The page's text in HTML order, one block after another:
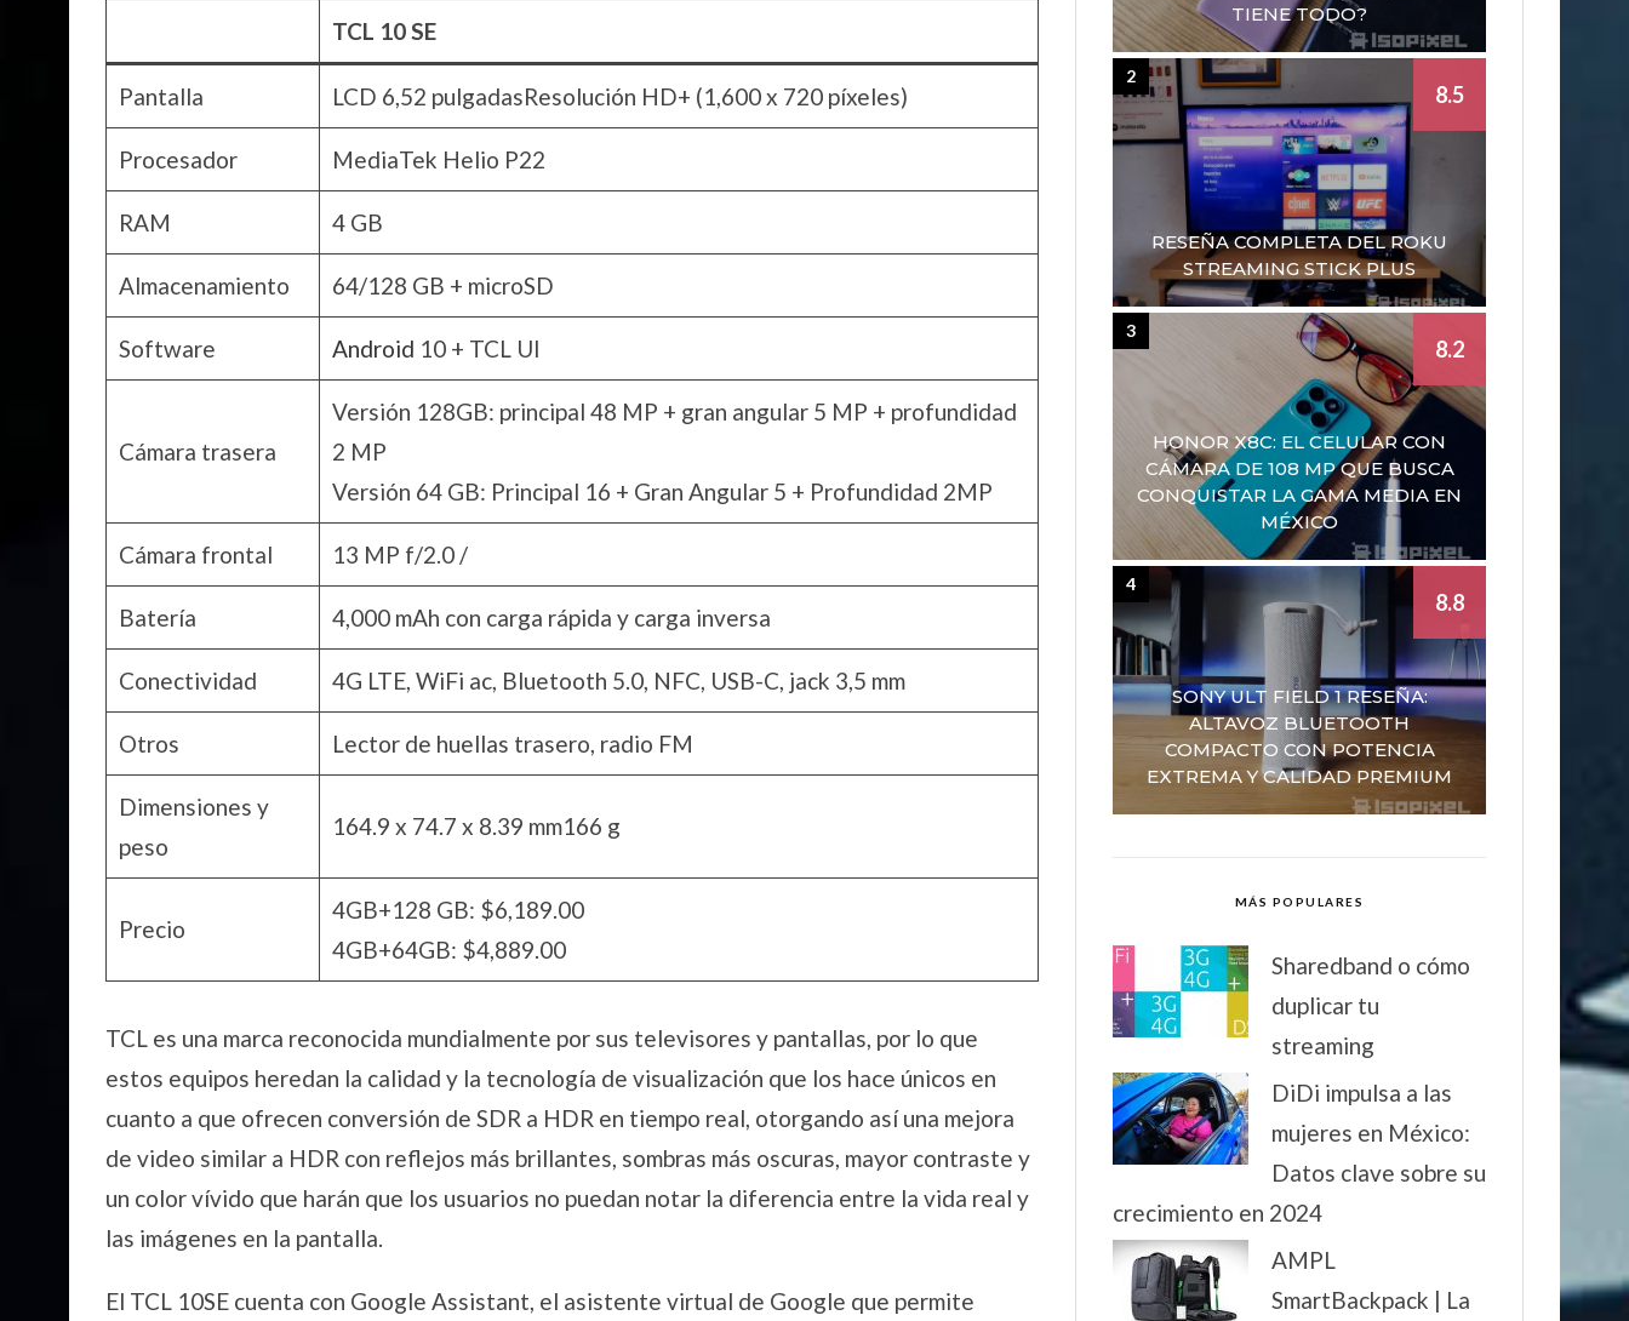
TCL 10 SE
Pantalla LCD 6,52 pulgadasResolución HD+ (1,600 x 720 píxeles)
Procesador MediaTek Helio P22
RAM 4 GB
Almacenamiento 64/128 GB + microSD
Software Android 10 + TCL UI
Cámara trasera
Versión 128GB: principal 48 MP + gran angular 5 MP + profundidad
2 MP
Versión 64 GB: Principal 16 + Gran Angular 5 + Profundidad 2MP
Cámara frontal 13 MP f/2.0 /
Batería 4,000 mAh con carga rápida y carga inversa
Conectividad 4G LTE, WiFi ac, Bluetooth 5.0, NFC, USB-C, jack 3,5 mm
Otros Lector de huellas trasero, radio FM
Dimensiones y
peso
164.9 x 74.7 x 8.39 mm166 g
Precio
4GB+128 GB: $6,189.00
4GB+64GB: $4,889.00
TCL es una marca reconocida mundialmente por sus televisores y pantallas, por lo que
estos equipos heredan la calidad y la tecnología de visualización que los hace únicos en
cuanto a que ofrecen conversión de SDR a HDR en tiempo real, otorgando así una mejora
de video similar a HDR con reflejos más brillantes, sombras más oscuras, mayor contraste y
un color vívido que harán que los usuarios no puedan notar la diferencia entre la vida real y
las imágenes en la pantalla.
El TCL 10SE cuenta con Google Assistant, el asistente virtual de Google que permite
TIENE TODO?
RESEÑA COMPLETA DEL ROKU
STREAMING STICK PLUS
8.5
2
HONOR X8C: EL CELULAR CON
CÁMARA DE 108 MP QUE BUSCA
CONQUISTAR LA GAMA MEDIA EN
MÉXICO
8.2
3
SONY ULT FIELD 1 RESEÑA:
ALTAVOZ BLUETOOTH
COMPACTO CON POTENCIA
EXTREMA Y CALIDAD PREMIUM
8.8
4
MÁS POPULARES
Sharedband o cómo
duplicar tu
streaming
DiDi impulsa a las
mujeres en México:
Datos clave sobre su
crecimiento en 2024
AMPL
SmartBackpack | La